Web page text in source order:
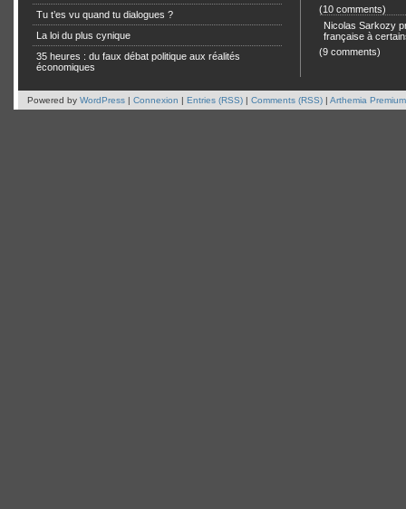
Tu t’es vu quand tu dialogues ?
La loi du plus cynique
35 heures : du faux débat politique aux réalités
économiques
(10 comments)
Nicolas Sarkozy
française à
(9 comments)
Powered by WordPress | Connexion | Entries (RSS) | Comments (RSS) | Arthemia Premium